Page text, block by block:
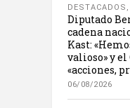
DESTACADOS ,
Diputado
cadena
Kast:
valioso» y el
«acciones,
06/08/2026